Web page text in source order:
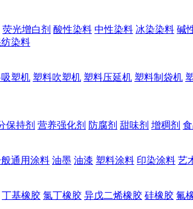
荧光增白剂 酸性染料 中性染料 冰染染料 碱
染料
塑机 塑料吹塑机 塑料压延机 塑料制袋机
保持剂 营养强化剂 防腐剂 甜味剂 增稠剂
通用涂料 油墨 油漆 塑料涂料 印染涂料 艺
丁基橡胶 氯丁橡胶 异戊二烯橡胶 硅橡胶 氟